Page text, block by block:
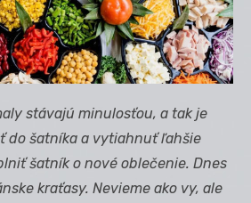
stávajú minulosťou, a tak je
do šatníka a vytiahnuť ľahšie
šatník o nové oblečenie. Dnes
kraťasy. Nevieme ako vy, ale